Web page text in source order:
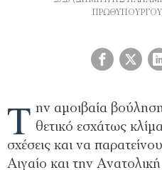
Τ ην αμοιβαία
θετικό εσχάτως
σχέσεις και να
Αιγαίο και την